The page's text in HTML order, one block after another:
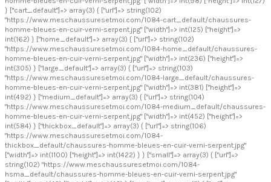
} ["cart_default"]=> array(3) { ["url"]=> string(102)
"https://www.meschaussuresetmoi.com/1084-cart_default/chaussures-
homme-bleues-en-cuir-verni-serpent.jpg" ["width"]=> int(125) ["height"]=>
int(162) } ["home_default"]=> array(3) { ["url"]=> string(102)
"https://www.meschaussuresetmoi.com/1084-home_default/chaussures-
homme-bleues-en-cuir-verni-serpent.jpg" ["width"]=> int(236) ["height"]=>
int(305) } ["large_default"]=> array(3) { ["url"]=> string(103)
"https://www.meschaussuresetmoi.com/1084-large_default/chaussures-
homme-bleues-en-cuir-verni-serpent.jpg" ["width"]=> int(381) ["height"]=>
int(492) } ["medium_default"]=> array(3) { ["url"]=> string(104)
"https://www.meschaussuresetmoi.com/1084-medium_default/chaussures-
homme-bleues-en-cuir-verni-serpent.jpg" ["width"]=> int(452) ["height"]=>
int(584) } ["thickbox_default"]=> array(3) { ["url"]=> string(106)
"https://www.meschaussuresetmoi.com/1084-
thickbox_default/chaussures-homme-bleues-en-cuir-verni-serpent.jpg"
["width"]=> int(1100) ["height"]=> int(1422) } } ["small"]=> array(3) { ["url"]=>
string(102) "https://www.meschaussuresetmoi.com/1084-
hsma_default/chaussures-homme-bleues-en-cuir-verni-serpent.jpg"